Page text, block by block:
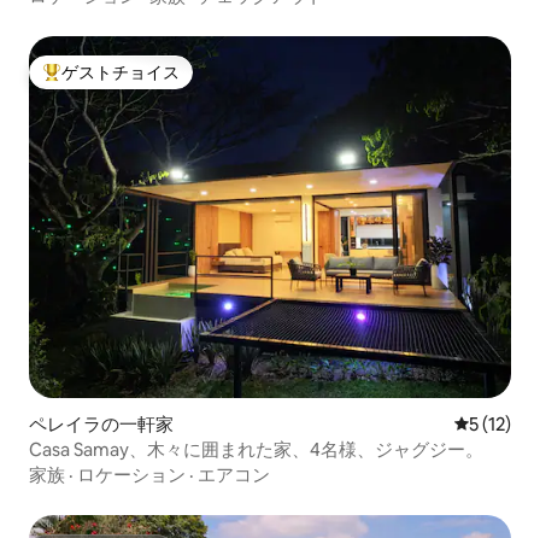
大好評のゲストチョイスです。
ゲストチョイス
ペレイラの一軒家 レビュー
5 (12)
Casa Samay、木々に囲まれた家、4名様、ジャグジー。
家族 · ロケーション · エアコン